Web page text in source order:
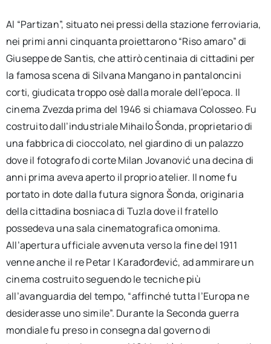
Al “Partizan”, situato nei pressi della stazione ferroviaria,
nei primi anni cinquanta proiettarono “Riso amaro” di
Giuseppe de Santis, che attirò centinaia di cittadini per
la famosa scena di Silvana Mangano in pantaloncini
corti, giudicata troppo osè dalla morale dell’epoca. Il
cinema Zvezda prima del 1946 si chiamava Colosseo. Fu
costruito dall’industriale Mihailo Šonda, proprietario di
una fabbrica di cioccolato, nel giardino di un palazzo
dove il fotografo di corte Milan Jovanović una decina di
anni prima aveva aperto il proprio atelier. Il nome fu
portato in dote dalla futura signora Šonda, originaria
della cittadina bosniaca di Tuzla dove il fratello
possedeva una sala cinematografica omonima.
All’apertura ufficiale avvenuta verso la fine del 1911
venne anche il re Petar I Karađorđević, ad ammirare un
cinema costruito seguendo le tecniche più
all’avanguardia del tempo, “affinché tutta l’Europa ne
desiderasse uno simile”. Durante la Seconda guerra
mondiale fu preso in consegna dal governo di